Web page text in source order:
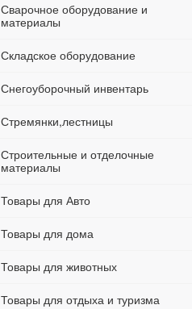
Сварочное оборудование и
материалы
Складское оборудование
Снегоуборочный инвентарь
Стремянки,лестницы
Строительные и отделочные
материалы
Товары для Авто
Товары для дома
Товары для животных
Товары для отдыха и туризма